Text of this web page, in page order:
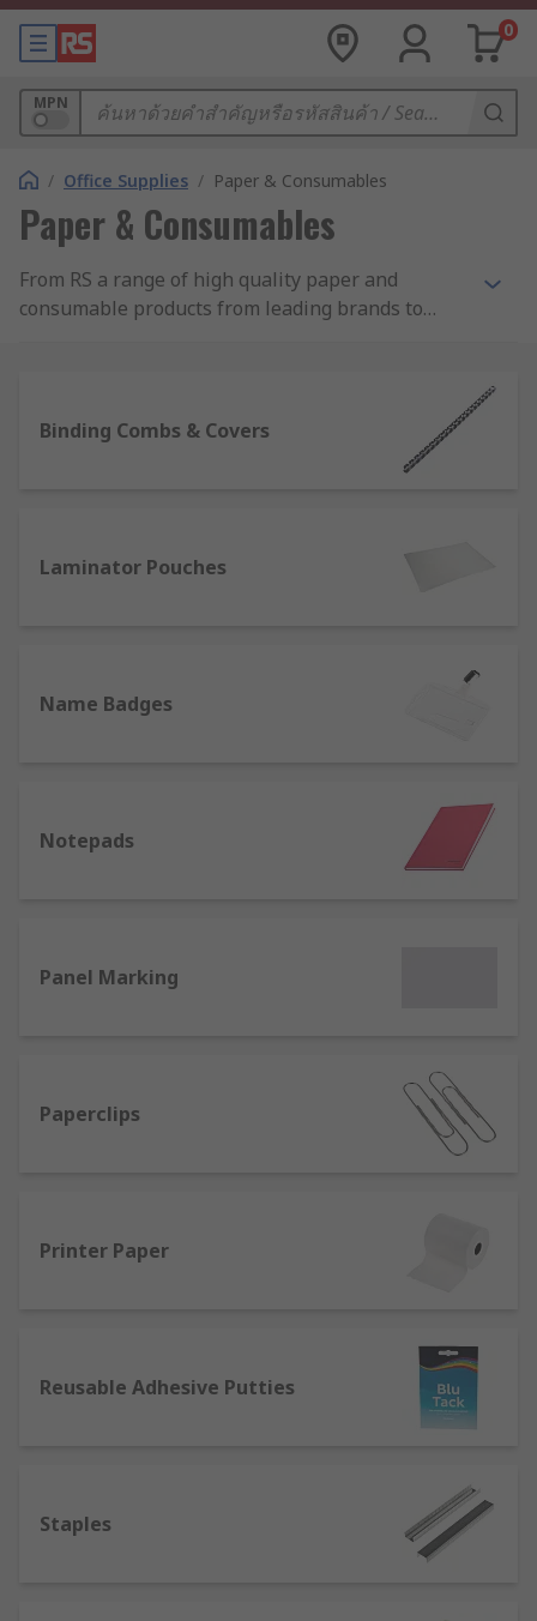
0
MPN
/ Office Supplies / Paper & Consumables
Paper & Consumables
From RS a range of high quality paper and
consumable products from leading brands to
notes. Consumables include laminator pouches,
binding combs and covers for producing booklets
along with more basic essentials such as paper
lanyards for identification purposes.
Binding Combs & Covers
Laminator Pouches
Name Badges
Notepads
Panel Marking
Paperclips
Printer Paper
Reusable Adhesive Putties
Staples